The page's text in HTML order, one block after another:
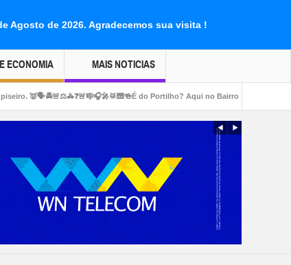
Agosto de 2026. Agradecemos sua visita !
ECONOMIA MAIS NOTICIAS
do Portilho? Aqui no Bairro Serra Negra: Avenida Rufina